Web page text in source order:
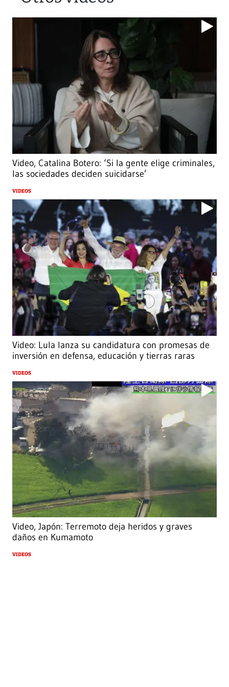
Video, Catalina Botero: ‘Si la gente elige criminales,
las sociedades deciden suicidarse’
VIDEOS
Video: Lula lanza su candidatura con promesas de
inversión en defensa, educación y tierras raras
VIDEOS
Video, Japón: Terremoto deja heridos y graves
daños en Kumamoto
VIDEOS